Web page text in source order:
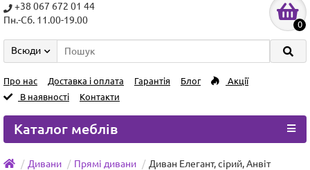
+38 067 672 01 44
Пн.-Сб. 11.00-19.00
0
Всюди
Про нас Доставка і оплата Гарантія Блог
Акції
В наявності
Контакти
Каталог меблів
Дивани Прямі дивани Диван Елегант, сірий, Анвіт